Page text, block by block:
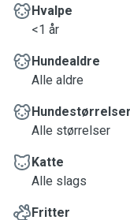
Hvalpe
<1 år
Hundealdre
Alle aldre
Hundestørrelser
Alle størrelser
Katte
Alle slags
Fritter